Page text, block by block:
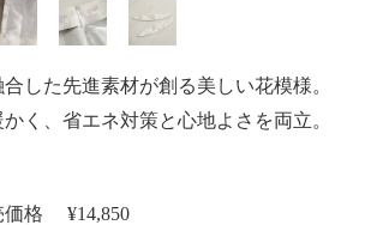
した先進素材が創る美しい花模様。
く、省エネ対策と心地よさを両立。
価格 ¥14,850